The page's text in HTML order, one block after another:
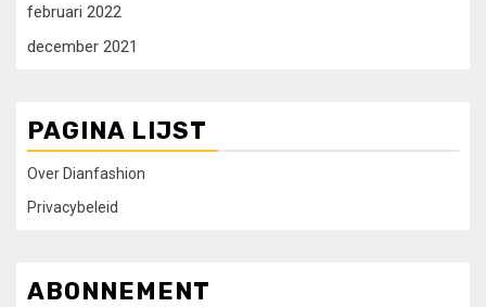
februari 2022
december 2021
PAGINA LIJST
Over Dianfashion
Privacybeleid
ABONNEMENT